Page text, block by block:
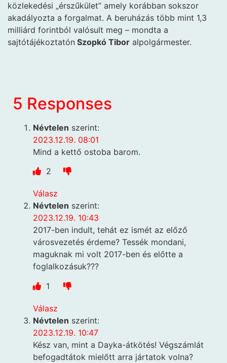
közlekedési „érszűkület” amely korábban sokszor
akadályozta a forgalmat. A beruházás több mint 1,3
milliárd forintból valósult meg – mondta a
sajtótájékoztatón Szopkó Tibor alpolgármester.
5 Responses
Névtelen szerint:
2023.12.19. 08:01
Mind a kettő ostoba barom.
2
Válasz
Névtelen szerint:
2023.12.19. 10:43
2017-ben indult, tehát ez ismét az előző
városvezetés érdeme? Tessék mondani,
maguknak mi volt 2017-ben és előtte a
foglalkozásuk???
1
Válasz
Névtelen szerint:
2023.12.19. 10:47
Kész van, mint a Dayka-átkötés! Végszámlát
befogadtátok mielőtt arra jártatok volna?